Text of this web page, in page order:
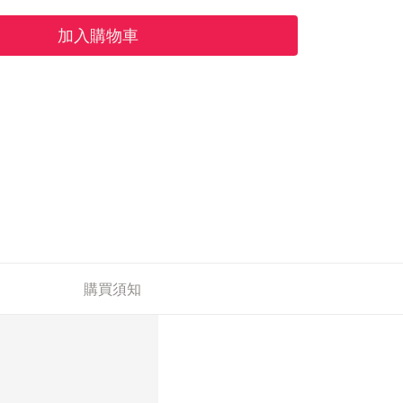
加入購物車
購買須知